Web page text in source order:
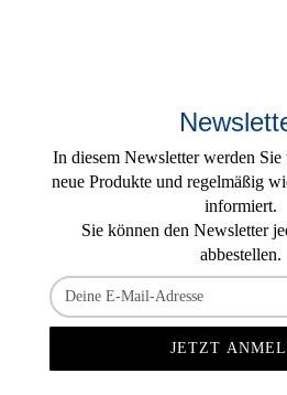
In diesem Newsletter werden Sie
neue Produkte und regelmäßig
informiert.
Sie können den Newsletter
abbestellen.